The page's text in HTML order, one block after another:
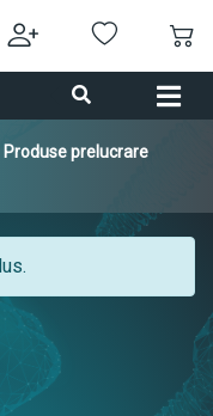
Produse prelucrare